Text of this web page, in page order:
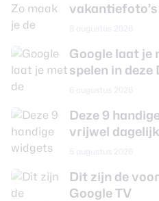
Google laat je
spelen in deze
Deze 9
vrijwel
Dit zijn de
Google TV